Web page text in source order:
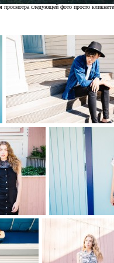
просмотра следующей фото просто